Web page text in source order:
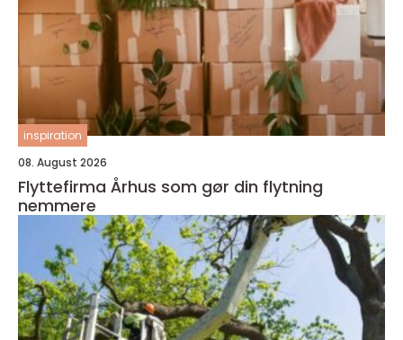
inspiration
08. August 2026
Flyttefirma Århus som gør din flytning
nemmere